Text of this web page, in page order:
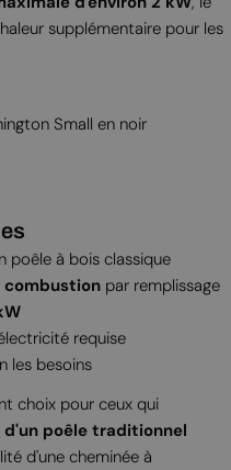
supplémentaire pour les
Small en noir
poêle à bois classique
combustionpar remplissage
requise
les besoins
choix pour ceux qui
poêle traditionnel
d'une cheminée à